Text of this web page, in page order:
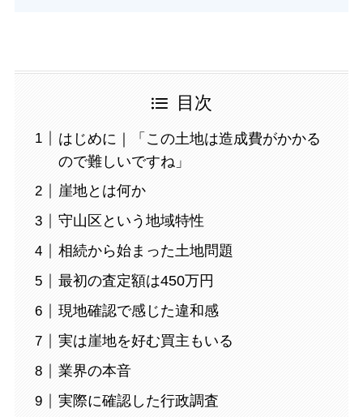
目次
はじめに｜「この土地は造成費がかかる
ので難しいですね」
崖地とは何か
守山区という地域特性
相続から始まった土地問題
最初の査定額は450万円
現地確認で感じた違和感
実は崖地を好む買主もいる
業界の本音
実際に確認した行政調査